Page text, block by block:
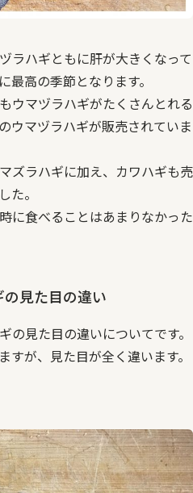
ラハギともに肝が大きくなって
最高の季節となります。
ウマヅラハギがたくさんとれる
ウマヅラハギが販売されていま
ズラハギに加え、カワハギも売
た。
に食べることはあまりなかった
見た目の違い
の見た目の違いについてです。
すが、見た目が全く違います。